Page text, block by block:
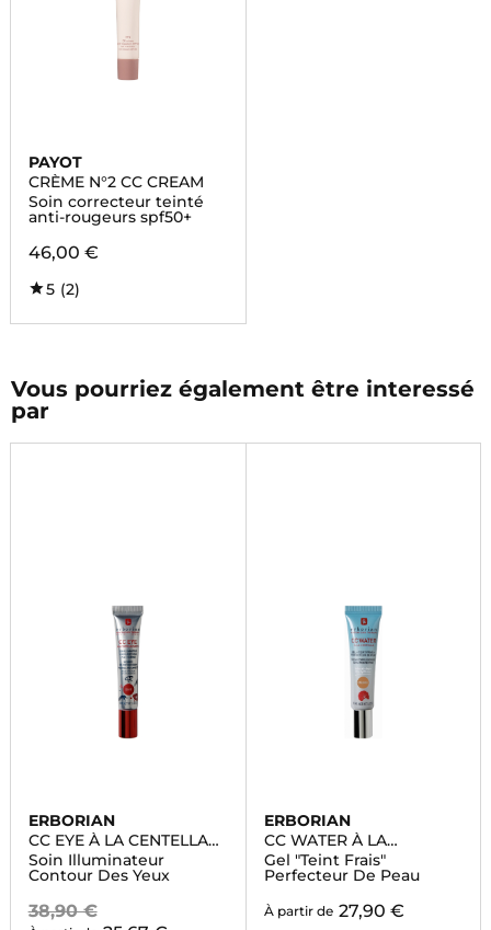
PAYOT
CRÈME N°2 CC CREAM
Soin correcteur teinté
anti-rougeurs spf50+
46,00 €
5 (2)
Vous pourriez également être interessé
par
ERBORIAN
CC EYE À LA CENTELLA
ASIATICA
Soin Illuminateur
Contour Des Yeux
38,90 €
ERBORIAN
CC WATER À LA
CENTELLA ASIATICA
Gel "Teint Frais"
Perfecteur De Peau
À partir de 27,90 €